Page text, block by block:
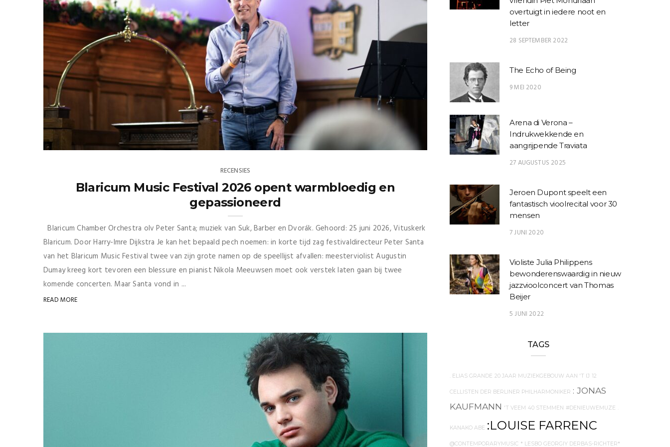
RECENSIES
Blaricum Music Festival 2026 opent warmbloedig en
gepassioneerd
Blaricum Chamber Orchestra olv Peter Santa; muziek van Suk, Barber en Dvorák. Gehoord: 25 juni 2026, Vituskerk
Blaricum. Door Harry-Imre Dijkstra Je kan het bepaald pech noemen: in korte tijd zag festivaldirecteur Peter Santa
van het Blaricum Music Festival twee van zijn grote namen op de speellijst afvallen: meesterviolist Augustin
Dumay kreeg kort tevoren een blessure en pianist Nikola Meeuwsen moet ook verstek laten gaan bij twee
komende concerten. Maar Santa vond in ...
READ MORE
overtuigt in iedere noot en
letter
28 SEPTEMBER 2022
The Echo of Being
9 MEI 2020
Arena di Verona –
Indrukwekkende en
aangrijpende Traviata
27 AUGUSTUS 2025
Jeroen Dupont speelt een
fantastisch vioolrecital voor 30
mensen
7 JUNI 2020
Violiste Julia Philippens
bewonderenswaardig in nieuw
jazzvioolconcert van Thomas
Beijer
5 JUNI 2022
TAGS
. ELIAS GRANDE 20 JAAR MUZIEKGEBOUW AAN 'T IJ 12
CELLISTEN DER BERLINER PHILHARMONIKER : JONAS
KAUFMANN 'T VEEM 40 STEMMEN #DENIEUWEMUZE
KANAKO ABE :LOUISE FARRENC
@CONTEMPORARYMUSIC * LESBO GEORGIY DERBAS-RICHTER*